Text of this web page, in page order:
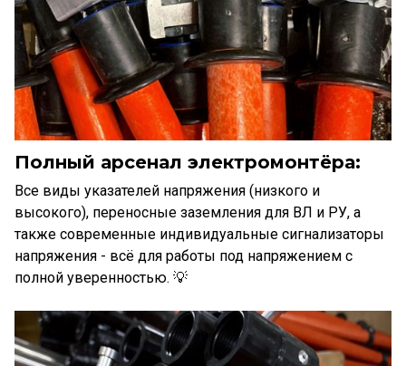
Полный арсенал электромонтёра:
Все виды указателей напряжения (низкого и
высокого), переносные заземления для ВЛ и РУ, а
также современные индивидуальные сигнализаторы
напряжения - всё для работы под напряжением с
полной уверенностью. 💡